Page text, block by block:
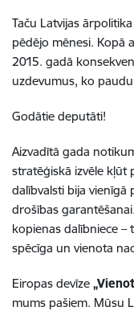
Taču Latvijas
pēdējo mēnesi. Kopā
2015. gadā
uzdevumus, ko
Godātie deputāti!
Aizvadītā gada
stratēģiskā izvēle kļūt
dalībvalsti bija vienīgā
drošības
kopienas dalībniece
spēcīga un vienota
Eiropas devīze
mums pašiem. Mūsu